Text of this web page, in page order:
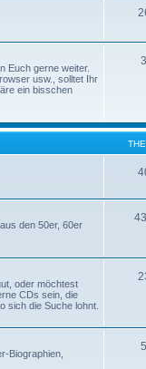
Euch gerne weiter.
usw., solltet Ihr
ein bisschen
den 50er, 60er
oder möchtest
CDs sein, die
sich die Suche lohnt.
Biographien,